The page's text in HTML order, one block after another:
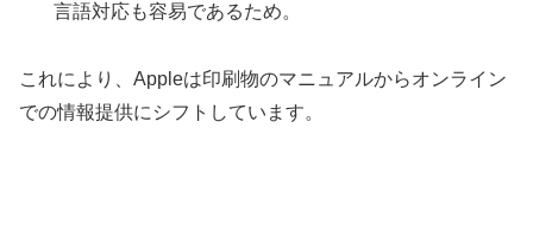
言語対応も容易であるため。
これにより、Appleは印刷物のマニュアルからオンライン
での情報提供にシフトしています。